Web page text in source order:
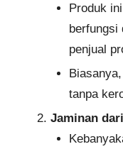
Produk
berfungsi
penjual
tanpa
Jaminan